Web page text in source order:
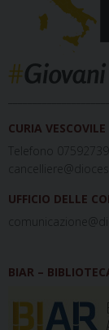
CURIA VESCOVILE
Telefono
UFFICIO DELLE
BIAR –